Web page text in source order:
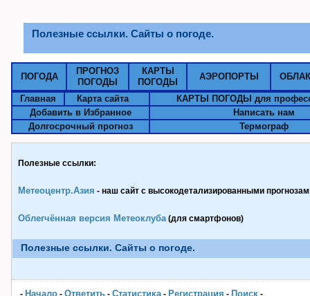
Полезные ссылки. Сайты о погоде.
ПОГОДА
ПРОГНОЗ
ПОГОДЫ
КАРТЫ
ПОГОДЫ
АЭРОПОРТЫ
Главная Карта сайта
КАРТЫ ПОГОДЫ для
Добавить в Избранное
Написать нам
Долгосрочный прогноз
Термограф
Полезные ссылки:
Метеоцентр.Азия - наш сайт с высокодетализированными
Облегчённая версия Метеоклуба(для смартфонов)
Полезные ссылки. Сайты о погоде.
- Начало - Ответить - Статистика- Pегистрация - Поиск -